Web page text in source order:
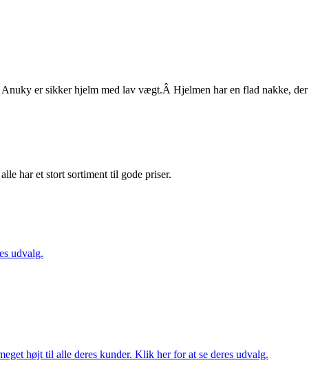
er sikker hjelm med lav vægt.Â Hjelmen har en flad nakke, der
har et stort sortiment til gode priser.
udvalg.
højt til alle deres kunder. Klik her for at se deres udvalg.